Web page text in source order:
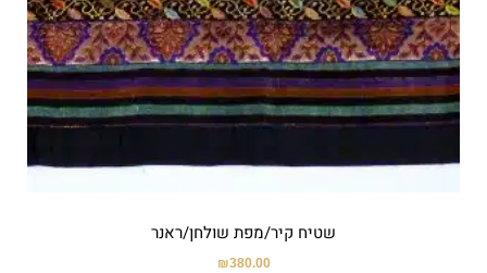
שטיח קיר/מפת שולחן/ראנר
₪380.00